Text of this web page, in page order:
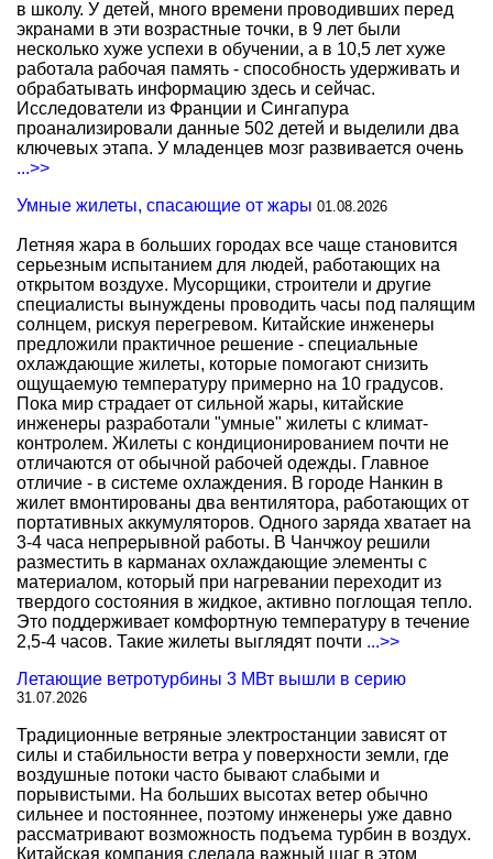
в школу. У детей, много времени проводивших перед
экранами в эти возрастные точки, в 9 лет были
несколько хуже успехи в обучении, а в 10,5 лет хуже
работала рабочая память - способность удерживать и
обрабатывать информацию здесь и сейчас.
Исследователи из Франции и Сингапура
проанализировали данные 502 детей и выделили два
ключевых этапа. У младенцев мозг развивается очень
...>>
Умные жилеты, спасающие от жары 01.08.2026
Летняя жара в больших городах все чаще становится
серьезным испытанием для людей, работающих на
открытом воздухе. Мусорщики, строители и другие
специалисты вынуждены проводить часы под палящим
солнцем, рискуя перегревом. Китайские инженеры
предложили практичное решение - специальные
охлаждающие жилеты, которые помогают снизить
ощущаемую температуру примерно на 10 градусов.
Пока мир страдает от сильной жары, китайские
инженеры разработали "умные" жилеты с климат-
контролем. Жилеты с кондиционированием почти не
отличаются от обычной рабочей одежды. Главное
отличие - в системе охлаждения. В городе Нанкин в
жилет вмонтированы два вентилятора, работающих от
портативных аккумуляторов. Одного заряда хватает на
3-4 часа непрерывной работы. В Чанчжоу решили
разместить в карманах охлаждающие элементы с
материалом, который при нагревании переходит из
твердого состояния в жидкое, активно поглощая тепло.
Это поддерживает комфортную температуру в течение
2,5-4 часов. Такие жилеты выглядят почти ...>>
Летающие ветротурбины 3 МВт вышли в серию
31.07.2026
Традиционные ветряные электростанции зависят от
силы и стабильности ветра у поверхности земли, где
воздушные потоки часто бывают слабыми и
порывистыми. На больших высотах ветер обычно
сильнее и постояннее, поэтому инженеры уже давно
рассматривают возможность подъема турбин в воздух.
Китайская компания сделала важный шаг в этом